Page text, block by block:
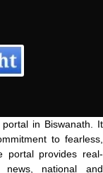
in Biswanath. It
to fearless,
portal provides real-
national and